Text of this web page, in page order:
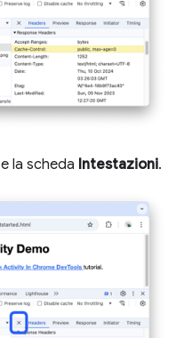
e la scheda Intestazioni.